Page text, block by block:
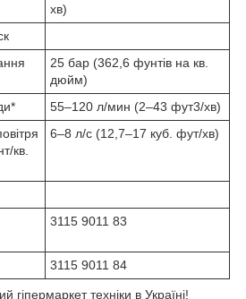
хв)
25 бар (362,6 фунтів на кв.
дюйм)
55–120 л/мин (2–43 фут3/хв)
кв.
6–8 л/с (12,7–17 куб. фут/хв)
3115 9011 83
3115 9011 84
техніки в Україні!